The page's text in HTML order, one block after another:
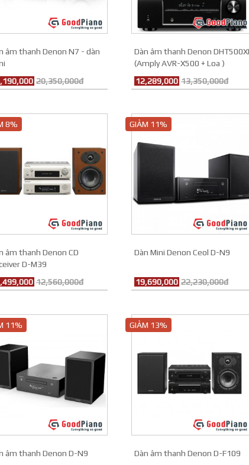
âm thanh Denon N7 - dàn
20,350,000đ
Dàn âm thanh Denon
(Amply AVR-X500 + Loa )
12,289,000 13,350,000đ
8%
âm thanh Denon CD
D-M39
12,560,000đ
GIẢM 11%
Dàn Mini Denon Ceol D-N9
19,690,000 22,230,000đ
11%
âm thanh Denon D-N9
GIẢM 13%
Dàn âm thanh Denon D-F109